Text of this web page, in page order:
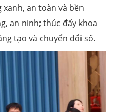
an toàn và bền
an ninh; thúc đẩy khoa
tạo và chuyển đổi số.